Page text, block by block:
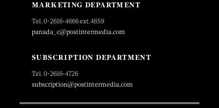
MARKETING DEPARTMENT
Tel. 0-2616-4666 ext.4659
panada_c@postintermedia.com
SUBSCRIPTION DEPARTMENT
Tel. 0-2616-4726
subscription@postintermedia.com